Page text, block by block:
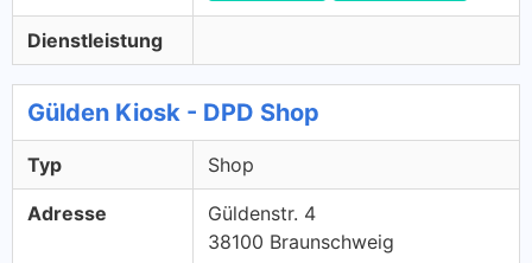
Dienstleistung
Gülden Kiosk - DPD Shop
Typ Shop
Adresse
Güldenstr. 4
38100 Braunschweig